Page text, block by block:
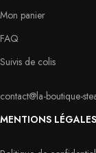
Mon panier
FAQ
Suivis de colis
contact@la-boutique-
MENTIONS LÉGALES